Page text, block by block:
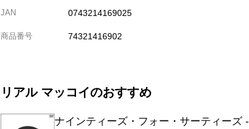
JAN 0743214169025
商品番号 74321416902
リアル マッコイのおすすめ
ナインティーズ・フォー・サーティーズ -